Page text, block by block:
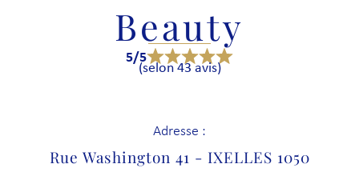
Beauty
5/5
(selon 43 avis)
Adresse :
Rue Washington 41 - IXELLES 1050